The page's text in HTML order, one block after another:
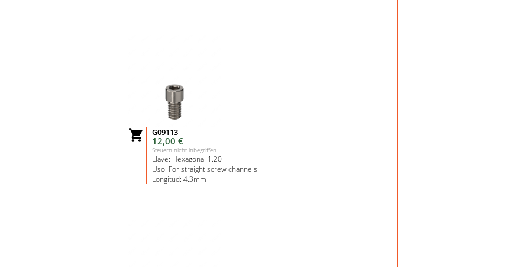
 G09113
12,00 €
Steuern nicht inbegriffen
Llave: Hexagonal 1.20
Uso: For straight screw channels
Longitud: 4.3mm